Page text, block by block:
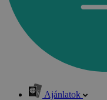
Ajánlatok